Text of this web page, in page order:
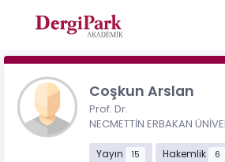
Coşkun Arslan
Prof. Dr.
NECMETTİN ERBAKAN
Yayın 15 Hakemlik 6